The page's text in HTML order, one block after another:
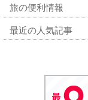
旅の便利情報
最近の人気記事